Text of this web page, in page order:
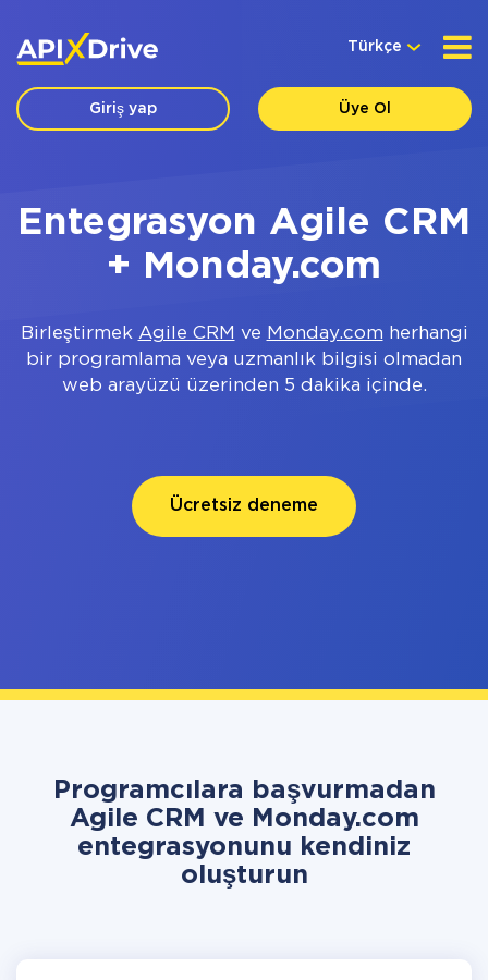
Türkçe
Giriş yap Üye Ol
Entegrasyon Agile CRM
+ Monday.com
Birleştirmek Agile CRM ve Monday.com herhangi
bir programlama veya uzmanlık bilgisi olmadan
web arayüzü üzerinden 5 dakika içinde.
Ücretsiz deneme
Programcılara başvurmadan
Agile CRM ve Monday.com
entegrasyonunu kendiniz
oluşturun